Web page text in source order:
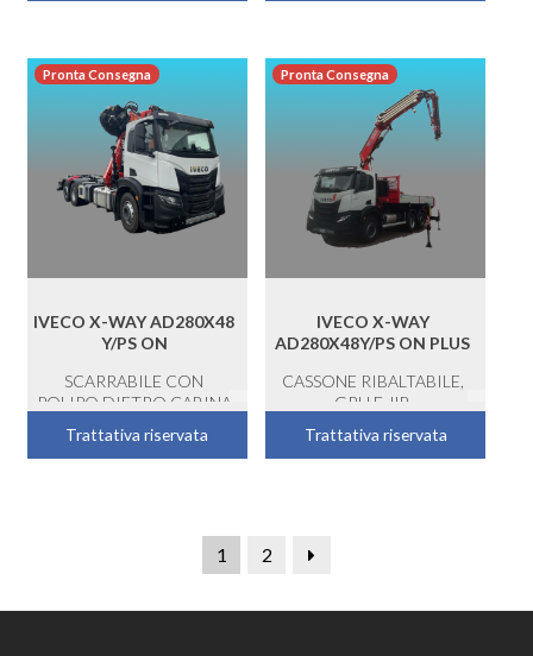
Pronta Consegna
IVECO X-WAY AD280X48
Y/PS ON
SCARRABILE CON
POLIPO DIETRO CABINA
Trattativa riservata
Pronta Consegna
IVECO X-WAY
AD280X48Y/PS ON PLUS
CASSONE RIBALTABILE,
GRU E JIB
Trattativa riservata
1 2